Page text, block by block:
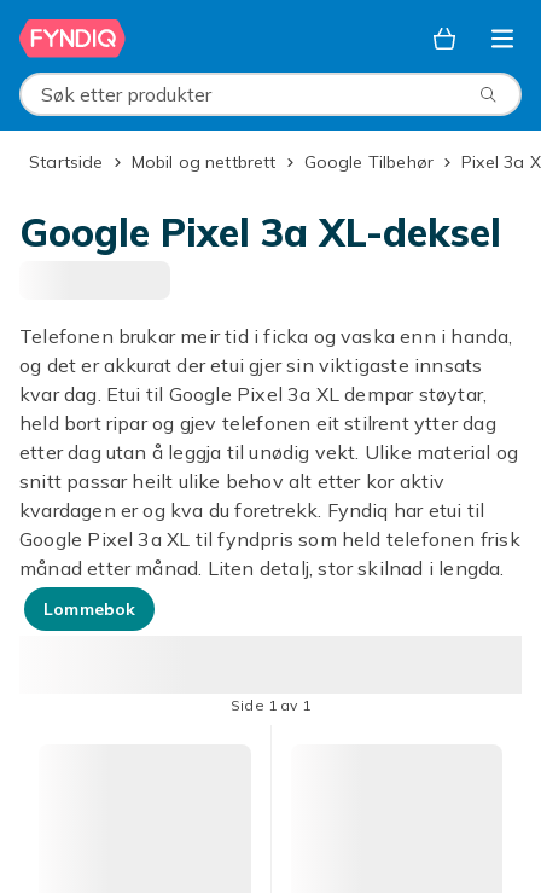
Hopp til hovedinnhold
Søk etter produkter
Startside Mobil og nettbrett Google Tilbehør Pixel 3a
Google Pixel 3a XL-deksel
Telefonen brukar meir tid i ficka og vaska enn i handa,
og det er akkurat der etui gjer sin viktigaste innsats
kvar dag. Etui til Google Pixel 3a XL dempar støytar,
held bort ripar og gjev telefonen eit stilrent ytter dag
etter dag utan å leggja til unødig vekt. Ulike material og
snitt passar heilt ulike behov alt etter kor aktiv
kvardagen er og kva du foretrekk. Fyndiq har etui til
Google Pixel 3a XL til fyndpris som held telefonen frisk
månad etter månad. Liten detalj, stor skilnad i lengda.
Lommebok
Side 1 av 1